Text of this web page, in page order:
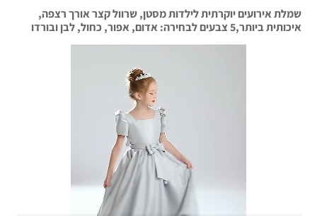
שמלת אירועים יוקרתית לילדות מסטן, שרוול קצר אורך רצפה,
איכותית ביותר,5 צבעים לבחירה: אדום, אפור, כחול, לבן ובורדו